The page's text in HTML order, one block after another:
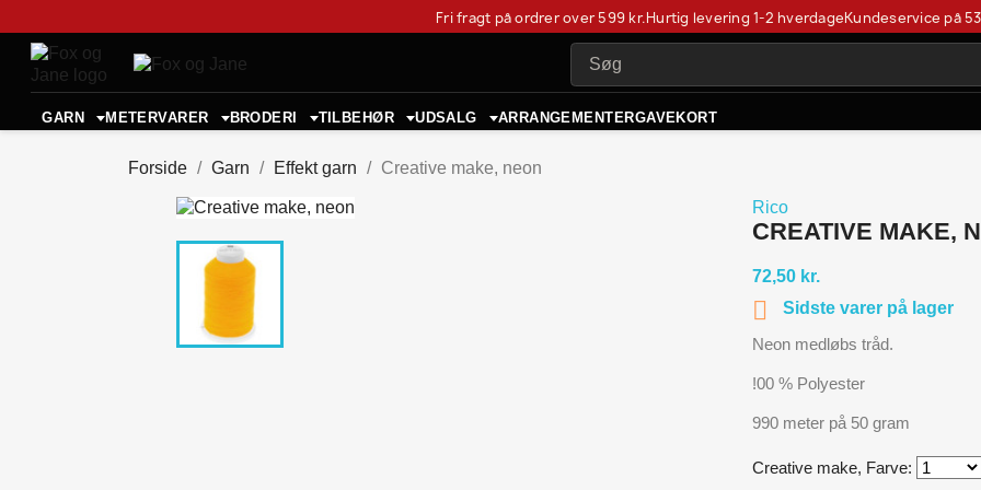
Fri fragt på ordrer over 599 kr.Hurtig levering 1-2 hverdageKundeservice på
GARN METERVARER BRODERI TILBEHØR UDSALG ARRANGEMENTERGAVEKORT
Forside Garn Effekt garn Creative make, neon
Rico
CREATIVE MAKE,
72,50 kr.

Sidste varer på lager
Neon medløbs tråd.
!00 % Polyester
990 meter på 50 gram
Creative make, Farve: